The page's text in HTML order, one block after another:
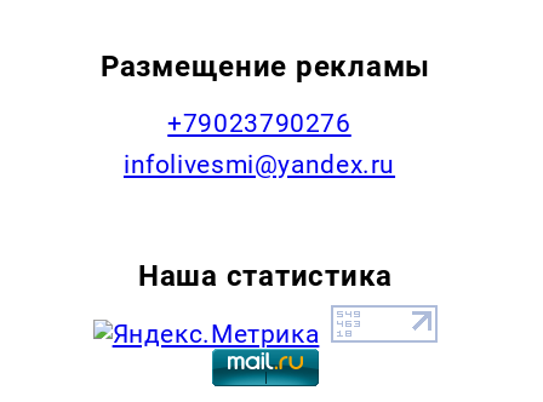
Размещение рекламы
+79023790276
infolivesmi@yandex.ru
Наша статистика